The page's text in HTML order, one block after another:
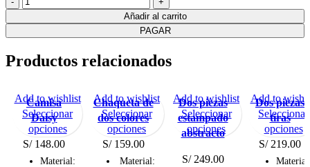
mini
con
cadena
Añadir al carrito
PAGAR
Productos relacionados
Camisa
Daisy
S/148.00
Material:
Add to wishlist
Seleccionar
opcionesEste
producto
tiene
Chaqueta de
dos colores
S/159.00
Material:
Add to wishlist
Seleccionar
opcionesEste
tiene
Dos piezas
estampado
abstracto
S/249.00
Add to wishlist
Seleccionar
opcionesEste
producto
Dos piezas
tiras
S/219.00
Add to
Seleccionar
opciones